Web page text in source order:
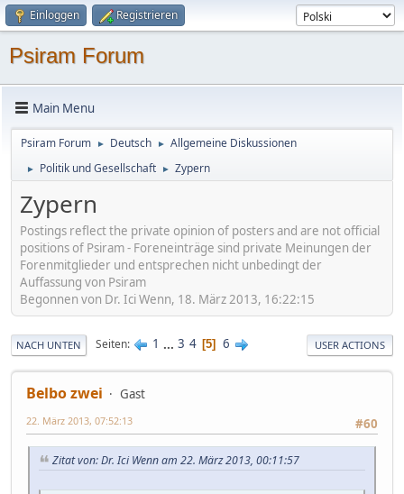
Einloggen Registrieren
Psiram Forum
Main Menu
Psiram Forum ► Deutsch ► Allgemeine Diskussionen
► Politik und Gesellschaft ► Zypern
Zypern
Postings reflect the private opinion of posters and are not official
positions of Psiram - Foreneinträge sind private Meinungen der
Forenmitglieder und entsprechen nicht unbedingt der
Auffassung von Psiram
Begonnen von Dr. Ici Wenn, 18. März 2013, 16:22:15
NACH UNTEN Seiten 1 ... 3 4 5 6 USER ACTIONS
Belbo zwei
Gast
#60
22. März 2013, 07:52:13
Zitat von: Dr. Ici Wenn am 22. März 2013, 00:11:57